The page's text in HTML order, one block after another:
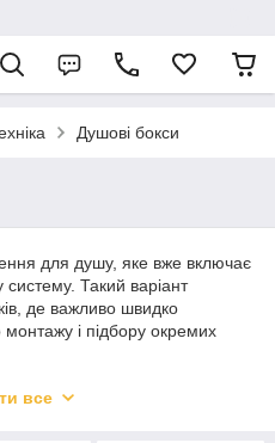
Душові бокси
для душу, яке вже включає
систему. Такий варіант
де важливо швидко
і підбору окремих
невеликих ванних кімнат до
все